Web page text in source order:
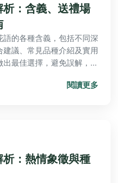
：含義、送禮場
的各種含義，包括不同深
議、常見品種介紹及實用
最佳選擇，避免誤解，並
閱讀更多
：熱情象徵與種